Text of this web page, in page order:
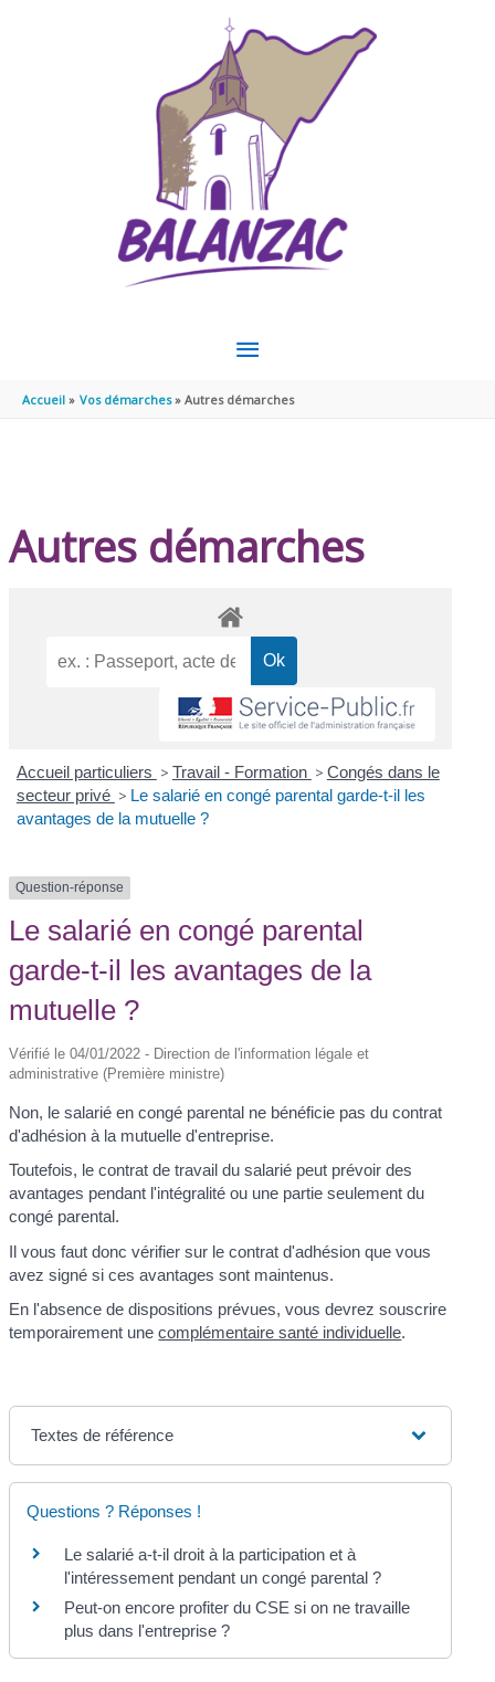
MENU
PRINCIPAL
Accueil Vos démarches Autres démarches
Autres démarches
Accueil particuliers > Travail - Formation > Congés dans le
secteur privé > Le salarié en congé parental garde-t-il les
avantages de la mutuelle ?
Question-réponse
Le salarié en congé parental
garde-t-il les avantages de la
mutuelle ?
Vérifié le 04/01/2022 - Direction de l'information légale et
administrative (Première ministre)
Non, le salarié en congé parental ne bénéficie pas du contrat
d'adhésion à la mutuelle d'entreprise.
Toutefois, le contrat de travail du salarié peut prévoir des
avantages pendant l'intégralité ou une partie seulement du
congé parental.
Il vous faut donc vérifier sur le contrat d'adhésion que vous
avez signé si ces avantages sont maintenus.
En l'absence de dispositions prévues, vous devrez souscrire
temporairement unecomplémentaire santé individuelle.
Textes de référence
Questions ? Réponses !
Le salarié a-t-il droit à la participation et à
l'intéressement pendant un congé parental ?
Peut-on encore profiter du CSE si on ne travaille
plus dans l'entreprise ?